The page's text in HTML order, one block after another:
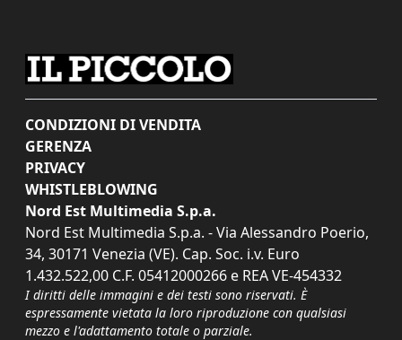
CONDIZIONI DI VENDITA
GERENZA
PRIVACY
WHISTLEBLOWING
Nord Est Multimedia S.p.a.
Nord Est Multimedia S.p.a. - Via Alessandro Poerio,
34, 30171 Venezia (VE). Cap. Soc. i.v. Euro
1.432.522,00 C.F. 05412000266 e REA VE-454332
I diritti delle immagini e dei testi sono riservati. È
espressamente vietata la loro riproduzione con qualsiasi
mezzo e l'adattamento totale o parziale.